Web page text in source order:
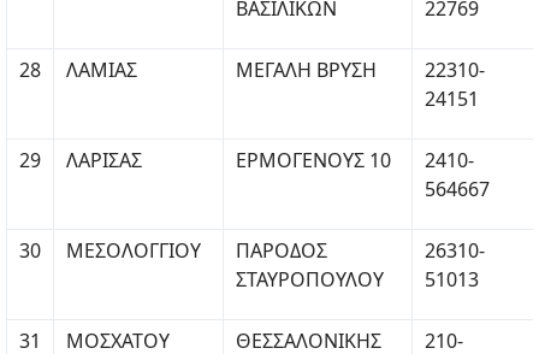
ΒΑΣΙΛΙΚΩΝ
22769
28 ΛΑΜΙΑΣ ΜΕΓΑΛΗ ΒΡΥΣΗ
22310-
24151
29 ΛΑΡΙΣΑΣ ΕΡΜΟΓΕΝΟΥΣ 10
2410-
564667
30 ΜΕΣΟΛΟΓΓΙΟΥ
ΠΑΡΟΔΟΣ
ΣΤΑΥΡΟΠΟΥΛΟΥ
26310-
51013
31 ΜΟΣΧΑΤΟΥ ΘΕΣΣΑΛΟΝΙΚΗΣ 210-